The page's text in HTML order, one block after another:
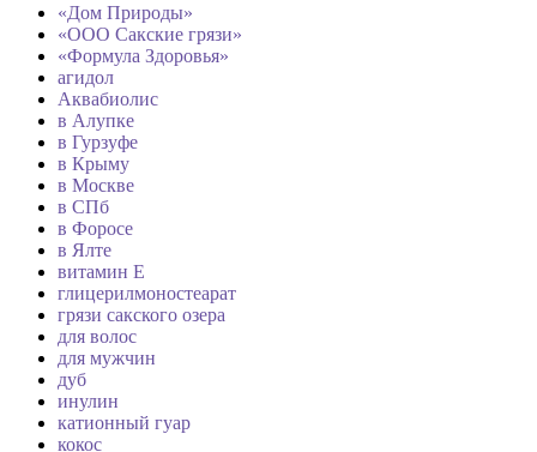
«Дом Природы»
«ООО Сакские грязи»
«Формула Здоровья»
агидол
Аквабиолис
в Алупке
в Гурзуфе
в Крыму
в Москве
в СПб
в Форосе
в Ялте
витамин Е
глицерилмоностеарат
грязи сакского озера
для волос
для мужчин
дуб
инулин
катионный гуар
кокос